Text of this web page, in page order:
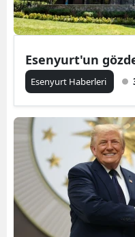
Esenyurt'un
Esenyurt Haberleri